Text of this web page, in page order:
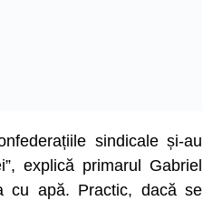
sindicale și-au
explică primarul Gabriel
cu apă. Practic, dacă se